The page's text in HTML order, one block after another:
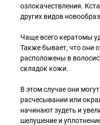
озлокачествления.
других видов
Чаще всего кератомы
Также бывает, что они
расположены в
складок кожи.
В этом случае они
расчесывании или
начинают зудеть и
шелушение и